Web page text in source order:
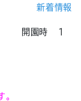
新着情報
℃ 開園時 １
。